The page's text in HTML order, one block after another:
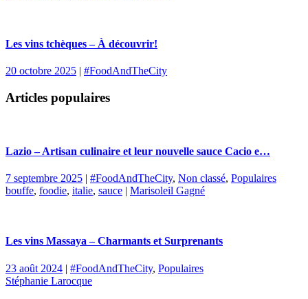
Les vins tchèques – À découvrir!
20 octobre 2025 | #FoodAndTheCity
Articles populaires
Lazio – Artisan culinaire et leur nouvelle sauce Cacio e…
7 septembre 2025 | #FoodAndTheCity, Non classé, Populaires
bouffe, foodie, italie, sauce | Marisoleil Gagné
Les vins Massaya – Charmants et Surprenants
23 août 2024 | #FoodAndTheCity, Populaires
Stéphanie Larocque